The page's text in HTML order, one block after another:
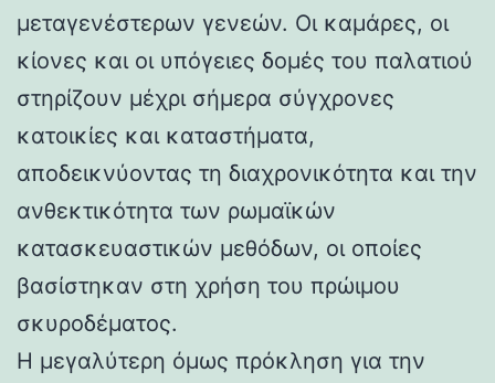
μεταγενέστερων γενεών. Οι καμάρες, οι
κίονες και οι υπόγειες δομές του παλατιού
στηρίζουν μέχρι σήμερα σύγχρονες
κατοικίες και καταστήματα,
αποδεικνύοντας τη διαχρονικότητα και την
ανθεκτικότητα των ρωμαϊκών
κατασκευαστικών μεθόδων, οι οποίες
βασίστηκαν στη χρήση του πρώιμου
σκυροδέματος.
Η μεγαλύτερη όμως πρόκληση για την